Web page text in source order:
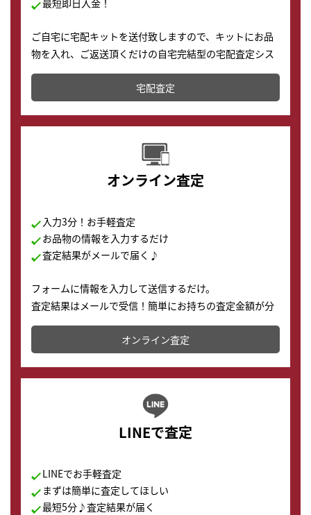
最短即日入金！
ご自宅に宅配キットを送付致しますので、キットにお品
物を入れ、ご返送頂くだけの自宅完結型の宅配査定シス
テムです。
配送でも簡単&安全に査定・買取に出すことが可能で
す。
宅配査定
オンライン査定
入力3分！お手軽査定
お品物の情報を入力するだけ
査定結果がメールで届く♪
フォームに情報を入力して送信するだけ。
査定結果はメールで受信！簡単にお持ちの査定金額が分
かります。
オンライン査定
LINEで査定
LINEでお手軽査定
まずは簡単に査定してほしい
最短5分♪査定結果が届く